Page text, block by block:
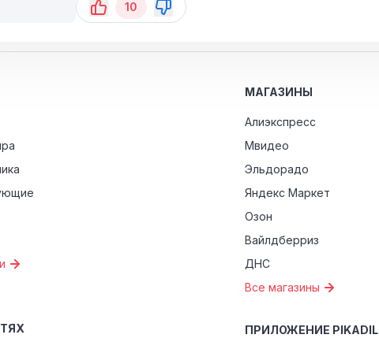
10
МАГАЗИНЫ
Алиэкспресс
Мвидео
Эльдорадо
Яндекс Маркет
Озон
Вайлдберриз
ДНС
Все магазины
ПРИЛОЖЕНИЕ PIKADIL